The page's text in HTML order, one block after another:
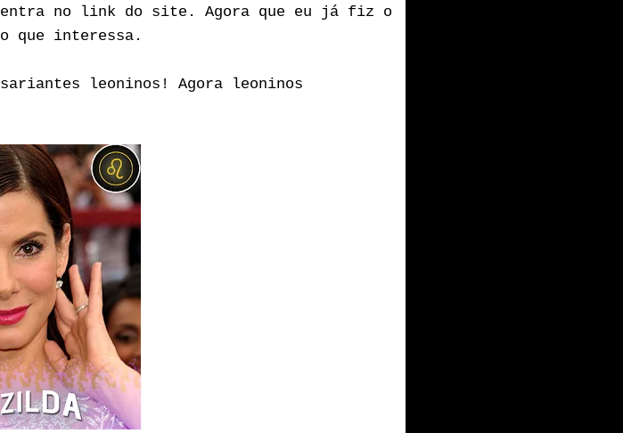
entra no link do site. Agora que eu já fiz o
que interessa.
leoninos! Agora leoninos